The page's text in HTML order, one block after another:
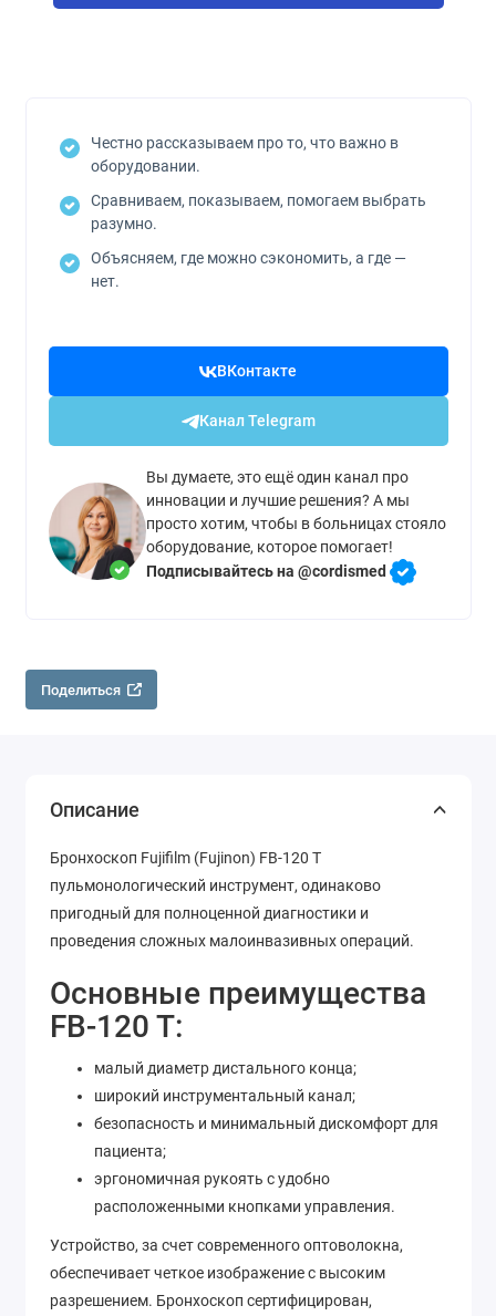
Честно рассказываем про то, что важно в
оборудовании.
Сравниваем, показываем, помогаем выбрать
разумно.
Объясняем, где можно сэкономить, а где —
нет.
ВКонтакте
Канал Telegram
Вы думаете, это ещё один канал про
инновации и лучшие решения? А мы
просто хотим, чтобы в больницах стояло
оборудование, которое помогает!
Подписывайтесь на @cordismed
Поделиться
Описание
Бронхоскоп Fujifilm (Fujinon) FB-120 T
пульмонологический инструмент, одинаково
пригодный для полноценной диагностики и
проведения сложных малоинвазивных операций.
Основные преимущества
FB-120 T:
малый диаметр дистального конца;
широкий инструментальный канал;
безопасность и минимальный дискомфорт для
пациента;
эргономичная рукоять с удобно
расположенными кнопками управления.
Устройство, за счет современного оптоволокна,
обеспечивает четкое изображение с высоким
разрешением. Бронхоскоп сертифицирован,